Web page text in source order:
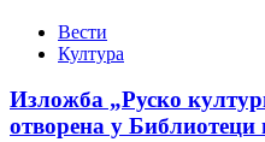
Вести
Култура
Изложба „Руско
отворена у Библиотеци